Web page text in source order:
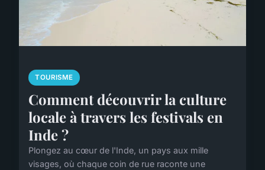
TOURISME
Comment découvrir la culture
locale à travers les festivals en
Inde ?
Plongez au cœur de l'Inde, un pays aux mille
visages, où chaque coin de rue raconte une